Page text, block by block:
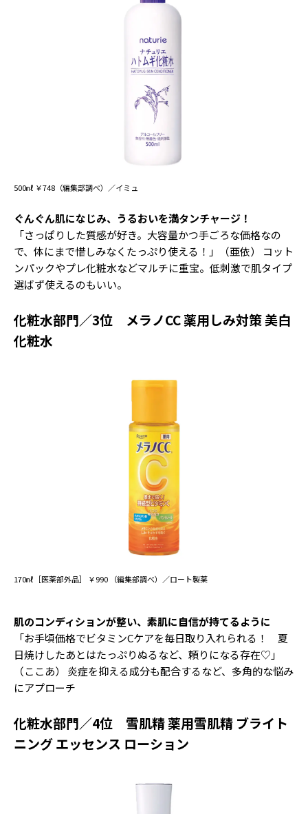
500㎖ ￥748（編集部調べ）／イミュ
ぐんぐん肌になじみ、うるおいを満タンチャージ！
「さっぱりした質感が好き。大容量かつ手ごろな価格なの
で、体にまで惜しみなくたっぷり使える！」（亜依） コット
ンパックやプレ化粧水などマルチに重宝。低刺激で肌タイプ
選ばず使えるのもいい。
化粧水部門／3位 メラノCC 薬用しみ対策 美白
化粧水
170㎖［医薬部外品］ ￥990 （編集部調べ）／ロート製薬
肌のコンディションが整い、素肌に自信が持てるように
「お手頃価格でビタミンCケアを毎日取り入れられる！ 夏
日焼けしたあとはたっぷりぬるなど、頼りになる存在♡」
（ここあ） 炎症を抑える成分も配合するなど、多角的な悩み
にアプローチ
化粧水部門／4位 雪肌精 薬用雪肌精 ブライト
ニング エッセンス ローション